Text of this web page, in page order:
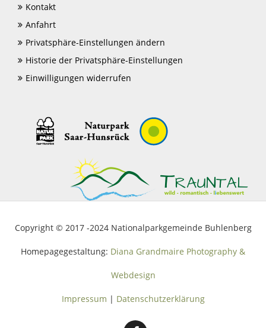
Kontakt
Anfahrt
Privatsphäre-Einstellungen ändern
Historie der Privatsphäre-Einstellungen
Einwilligungen widerrufen
Copyright © 2017 -2024 Nationalparkgemeinde Buhlenberg
Homepagegestaltung: Diana Grandmaire Photography &
Webdesign
Impressum | Datenschutzerklärung